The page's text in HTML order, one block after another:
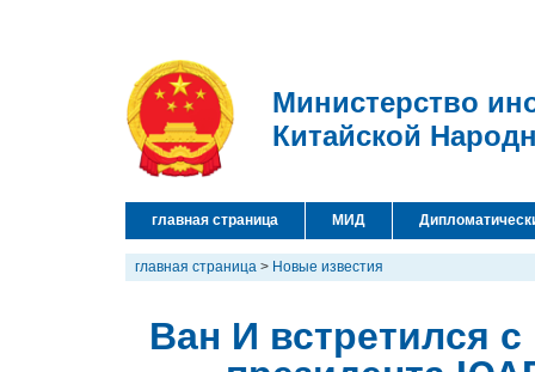
Министерство
Китайской
главная страница МИД
главная страница > Новые известия
Ван И встретился